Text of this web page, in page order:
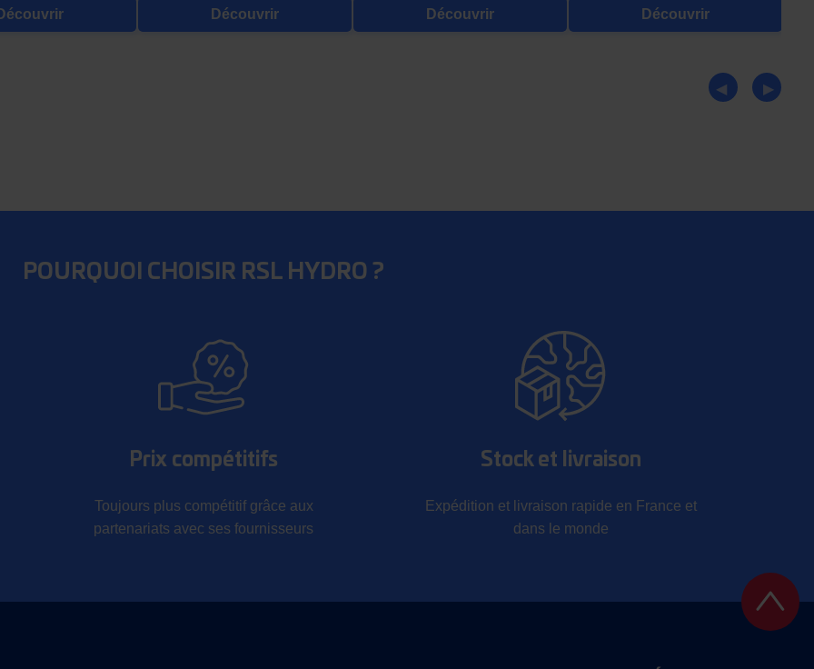
Découvrir Découvrir Découvrir
POURQUOI CHOISIR RSL HYDRO ?
Prix compétitifs
Toujours plus compétitif grâce aux
partenariats avec ses fournisseurs
Stock et livraison
Expédition et livraison rapide en France et
dans le monde